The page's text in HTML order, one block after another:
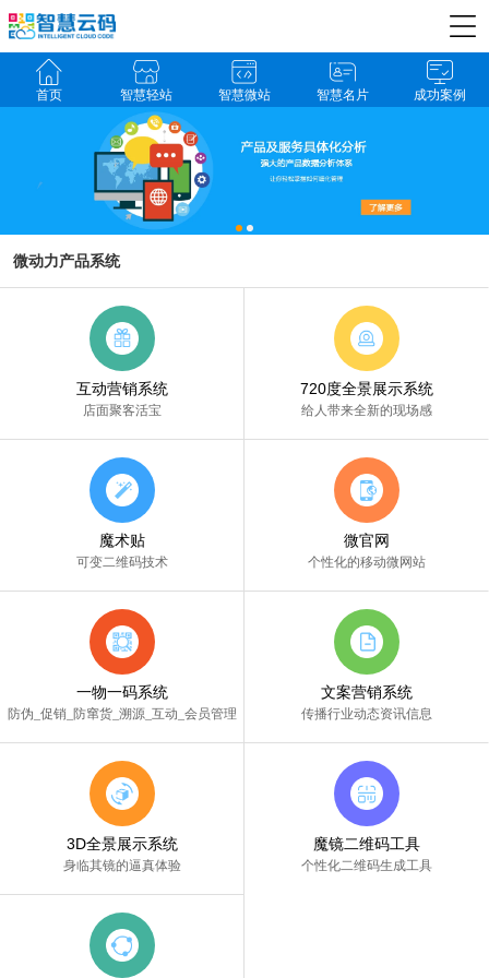
首页 智慧轻站 智慧微站 智慧名片 成功案例
微动力产品系统
互动营销系统
店面聚客活宝
720度全景展示系统
给人带来全新的现场感
魔术贴
可变二维码技术
微官网
个性化的移动微网站
一物一码系统
防伪_促销_防窜货_溯源_互动_会员管理
文案营销系统
传播行业动态资讯信息
3D全景展示系统
身临其镜的逼真体验
魔镜二维码工具
个性化二维码生成工具